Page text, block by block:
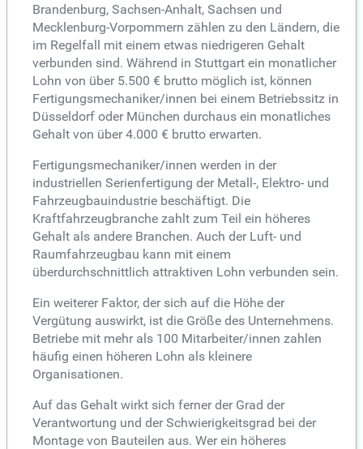
Brandenburg, Sachsen-Anhalt, Sachsen und
Mecklenburg-Vorpommern zählen zu den Ländern, die
im Regelfall mit einem etwas niedrigeren Gehalt
verbunden sind. Während in Stuttgart ein monatlicher
Lohn von über 5.500 € brutto möglich ist, können
Fertigungsmechaniker/innen bei einem Betriebssitz in
Düsseldorf oder München durchaus ein monatliches
Gehalt von über 4.000 € brutto erwarten.
Fertigungsmechaniker/innen werden in der
industriellen Serienfertigung der Metall-, Elektro- und
Fahrzeugbauindustrie beschäftigt. Die
Kraftfahrzeugbranche zahlt zum Teil ein höheres
Gehalt als andere Branchen. Auch der Luft- und
Raumfahrzeugbau kann mit einem
überdurchschnittlich attraktiven Lohn verbunden sein.
Ein weiterer Faktor, der sich auf die Höhe der
Vergütung auswirkt, ist die Größe des Unternehmens.
Betriebe mit mehr als 100 Mitarbeiter/innen zahlen
häufig einen höheren Lohn als kleinere
Organisationen.
Auf das Gehalt wirkt sich ferner der Grad der
Verantwortung und der Schwierigkeitsgrad bei der
Montage von Bauteilen aus. Wer ein höheres